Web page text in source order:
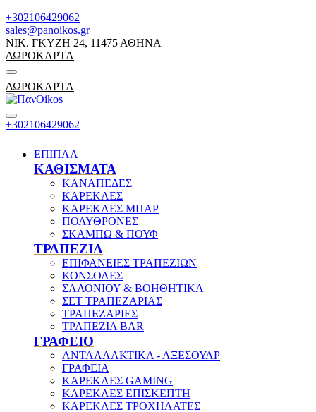
+302106429062
sales@panoikos.gr
ΝΙΚ. ΓΚΥΖΗ 24, 11475 ΑΘΗΝΑ
ΔΩΡΟΚΑΡΤΑ
ΔΩΡΟΚΑΡΤΑ
+302106429062
ΕΠΙΠΛΑ
ΚΑΘΙΣΜΑΤΑ
ΚΑΝΑΠΕΔΕΣ
ΚΑΡΕΚΛΕΣ
ΚΑΡΕΚΛΕΣ ΜΠΑΡ
ΠΟΛΥΘΡΟΝΕΣ
ΣΚΑΜΠΩ & ΠΟΥΦ
ΤΡΑΠΕΖΙΑ
ΕΠΙΦΑΝΕΙΕΣ ΤΡΑΠΕΖΙΩΝ
ΚΟΝΣΟΛΕΣ
ΣΑΛΟΝΙΟΥ & ΒΟΗΘΗΤΙΚΑ
ΣΕΤ ΤΡΑΠΕΖΑΡΙΑΣ
ΤΡΑΠΕΖΑΡΙΕΣ
ΤΡΑΠΕΖΙΑ BAR
ΓΡΑΦΕΙΟ
ΑΝΤΑΛΛΑΚΤΙΚΑ - ΑΞΕΣΟΥΑΡ
ΓΡΑΦΕΙΑ
ΚΑΡΕΚΛΕΣ GAMING
ΚΑΡΕΚΛΕΣ ΕΠΙΣΚΕΠΤΗ
ΚΑΡΕΚΛΕΣ ΤΡΟΧΗΛΑΤΕΣ